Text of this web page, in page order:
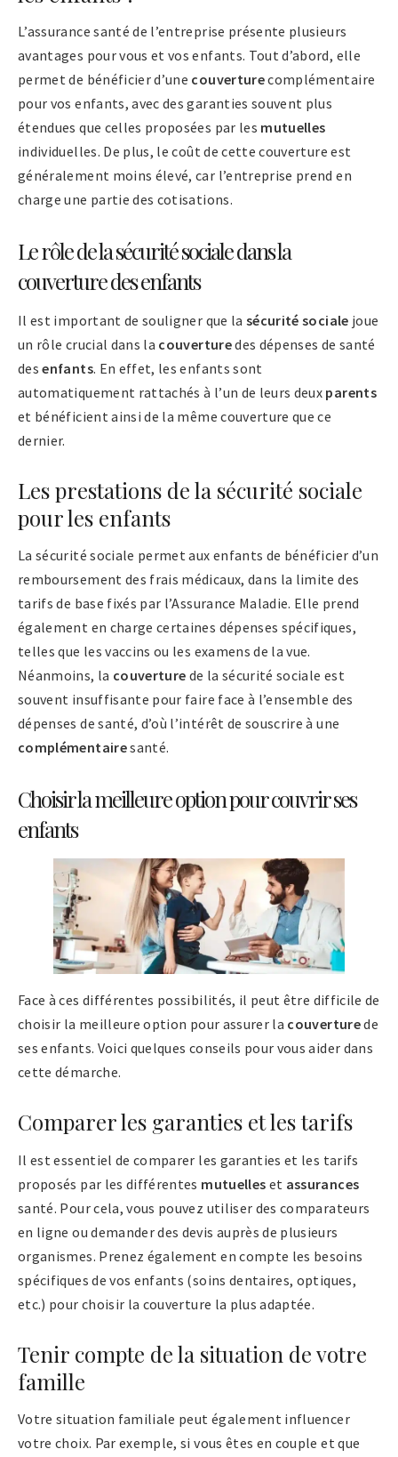
L’assurance santé de l’entreprise présente plusieurs
avantages pour vous et vos enfants. Tout d’abord, elle
permet de bénéficier d’une couverturecomplémentaire
pour vos enfants, avec des garanties souvent plus
étendues que celles proposées par les mutuelles
individuelles. De plus, le coût de cette couverture est
généralement moins élevé, car l’entreprise prend en
charge une partie des cotisations.
Le rôle de la sécurité sociale dans la
couverture des enfants
Il est important de souligner que la sécurité sociale joue
un rôle crucial dans la couverturedes dépenses de santé
desenfants. En effet, les enfants sont
automatiquement rattachés à l’un de leurs deux parents
et bénéficient ainsi de la même couverture que ce
dernier.
Les prestations de la sécurité sociale
pour les enfants
La sécurité sociale permet aux enfants de bénéficier d’un
remboursement des frais médicaux, dans la limite des
tarifs de base fixés par l’Assurance Maladie. Elle prend
également en charge certaines dépenses spécifiques,
telles que les vaccins ou les examens de la vue.
Néanmoins, la couverture de la sécurité sociale est
souvent insuffisante pour faire face à l’ensemble des
dépenses de santé, d’où l’intérêt de souscrire à une
complémentairesanté.
Choisir la meilleure option pour couvrir ses
enfants
Face à ces différentes possibilités, il peut être difficile de
choisir la meilleure option pour assurer la couverturede
ses enfants. Voici quelques conseils pour vous aider dans
cette démarche.
Comparer les garanties et les tarifs
Il est essentiel de comparer les garanties et les tarifs
proposés par les différentes mutuelles et assurances
santé. Pour cela, vous pouvez utiliser des comparateurs
en ligne ou demander des devis auprès de plusieurs
organismes. Prenez également en compte les besoins
spécifiques de vos enfants (soins dentaires, optiques,
etc.) pour choisir la couverture la plus adaptée.
Tenir compte de la situation de votre
famille
Votre situation familiale peut également influencer
votre choix. Par exemple, si vous êtes en couple et que